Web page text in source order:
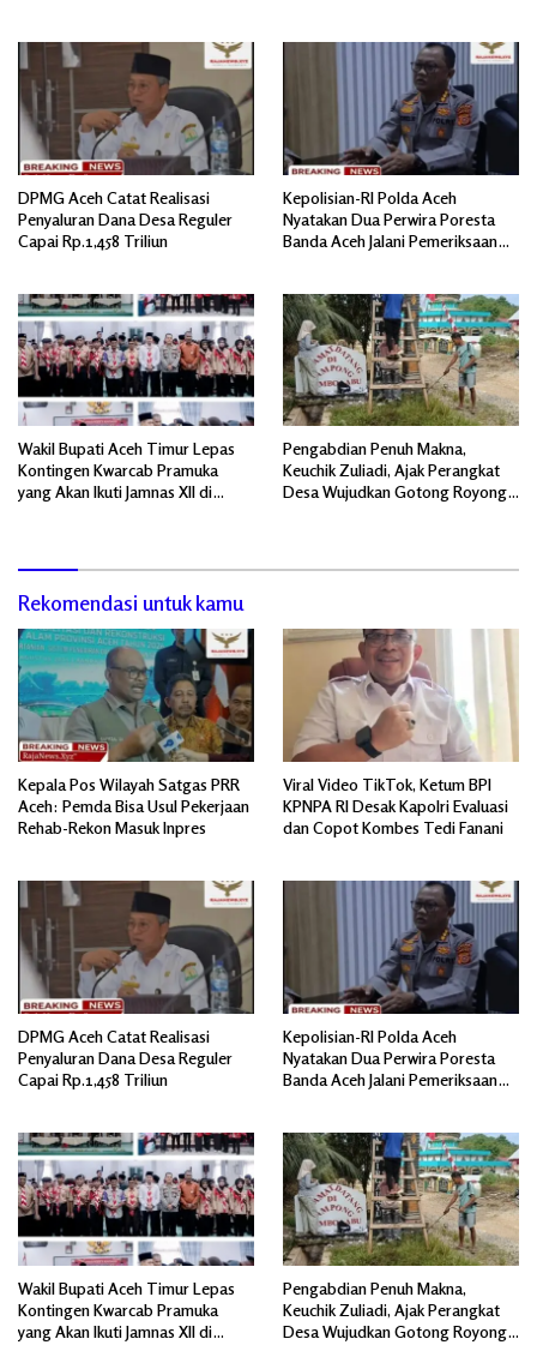
DPMG Aceh Catat Realisasi
Penyaluran Dana Desa Reguler
Capai Rp.1,458 Triliun
Kepolisian-RI Polda Aceh
Nyatakan Dua Perwira Poresta
Banda Aceh Jalani Pemeriksaan
Wakil Bupati Aceh Timur Lepas
Kontingen Kwarcab Pramuka
yang Akan Ikuti Jamnas XII di
Pengabdian Penuh Makna,
Keuchik Zuliadi, Ajak Perangkat
Desa Wujudkan Gotong Royong,
Rekomendasi untuk kamu
Kepala Pos Wilayah Satgas PRR
Aceh: Pemda Bisa Usul Pekerjaan
Rehab-Rekon Masuk Inpres
Viral Video TikTok, Ketum BPI
KPNPA RI Desak Kapolri Evaluasi
dan Copot Kombes Tedi Fanani
DPMG Aceh Catat Realisasi
Penyaluran Dana Desa Reguler
Capai Rp.1,458 Triliun
Kepolisian-RI Polda Aceh
Nyatakan Dua Perwira Poresta
Banda Aceh Jalani Pemeriksaan
Wakil Bupati Aceh Timur Lepas
Kontingen Kwarcab Pramuka
yang Akan Ikuti Jamnas XII di
Pengabdian Penuh Makna,
Keuchik Zuliadi, Ajak Perangkat
Desa Wujudkan Gotong Royong,